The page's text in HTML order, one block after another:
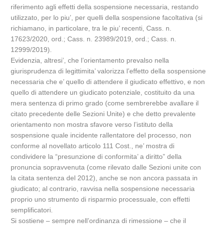
riferimento agli effetti della sospensione necessaria, restando
utilizzato, per lo piu’, per quelli della sospensione facoltativa (si
richiamano, in particolare, tra le piu’ recenti, Cass. n.
17623/2020, ord.; Cass. n. 23989/2019, ord.; Cass. n.
12999/2019).
Evidenzia, altresi’, che l’orientamento prevalso nella
giurisprudenza di legittimita’ valorizza l’effetto della sospensione
necessaria che e’ quello di attendere il giudicato effettivo, e non
quello di attendere un giudicato potenziale, costituito da una
mera sentenza di primo grado (come sembrerebbe avallare il
citato precedente delle Sezioni Unite) e che detto prevalente
orientamento non mostra sfavore verso l’istituto della
sospensione quale incidente rallentatore del processo, non
conforme al novellato articolo 111 Cost., ne’ mostra di
condividere la “presunzione di conformita’ a diritto” della
pronuncia sopravvenuta (come rilevato dalle Sezioni unite con
la citata sentenza del 2012), anche se non ancora passata in
giudicato; al contrario, ravvisa nella sospensione necessaria
proprio uno strumento di risparmio processuale, con effetti
semplificatori.
Si sostiene – sempre nell’ordinanza di rimessione – che il